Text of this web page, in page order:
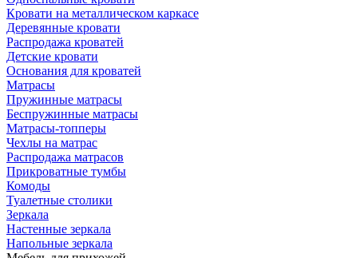
Кровати на металлическом каркасе
Деревянные кровати
Распродажа кроватей
Детские кровати
Основания для кроватей
Матрасы
Пружинные матрасы
Беспружинные матрасы
Матрасы-топперы
Чехлы на матрас
Распродажа матрасов
Прикроватные тумбы
Комоды
Туалетные столики
Зеркала
Настенные зеркала
Напольные зеркала